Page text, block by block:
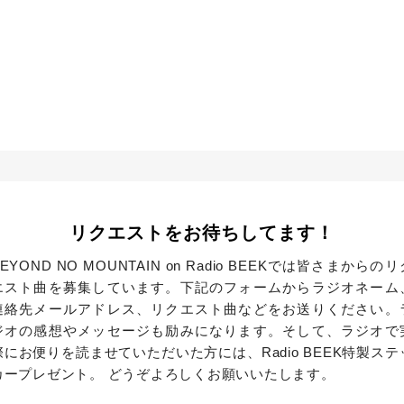
リクエストをお待ちしてます！
NO MOUNTAIN on Radio BEEKでは皆さまからのリ
スト曲を募集しています。下記のフォームからラジオネーム
絡先メールアドレス、リクエスト曲などをお送りください。
オの感想やメッセージも励みになります。そして、ラジオで
にお便りを読ませていただいた方には、Radio BEEK特製ステ
ープレゼント。 どうぞよろしくお願いいたします。